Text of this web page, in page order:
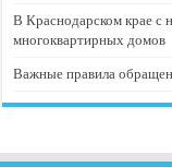
В Краснодарском крае с
многоквартирных домов
Важные правила